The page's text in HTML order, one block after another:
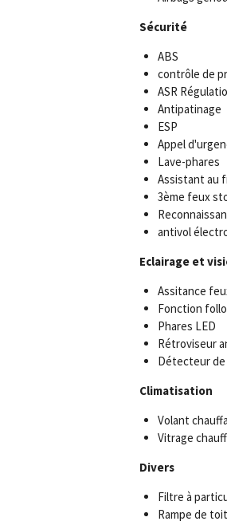
Sécurité
ABS
contrôle de
ASR
Antipatinage
ESP
Appel
Lave-phares
Assistant au
3ème feux
antivol
Eclairage et
Assitance
Fonction
Phares LED
Rétroviseur
Détecteur de
Climatisation
Volant
Vitrage
Divers
Filtre à
Rampe de toit